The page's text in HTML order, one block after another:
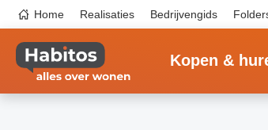
naar
inhoud
gaan
Top
navigation
Home Realisaties Bedrijvengids
Kopen &